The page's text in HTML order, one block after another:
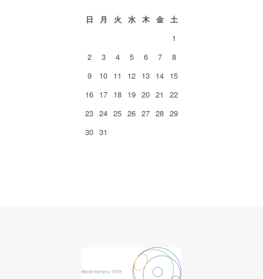
日 月 火 水 木 金
土
1
2
3 4 5 6 7
8
9
10 11 12 13 14 15
16 17 18 19 20 21
22
23 24 25 26 27 28 29
30 31